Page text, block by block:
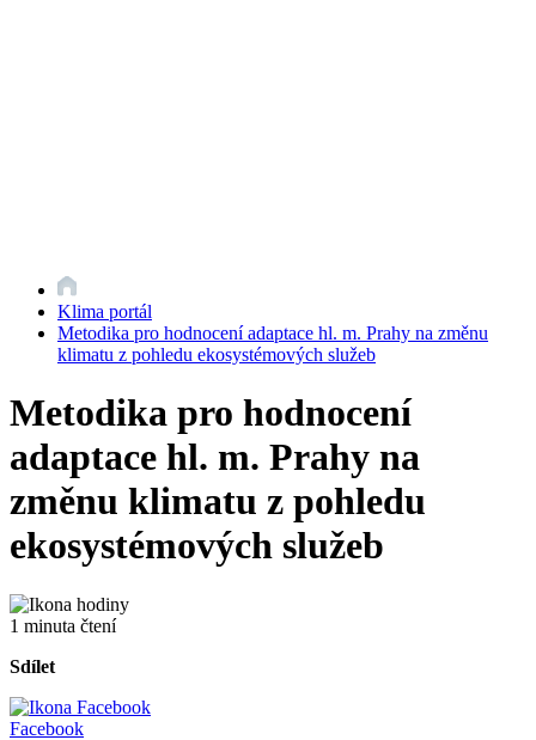
Klima portál
Metodika pro hodnocení adaptace hl. m. Prahy na změnu
klimatu z pohledu ekosystémových služeb
Metodika pro hodnocení
adaptace hl. m. Prahy na
změnu klimatu z pohledu
ekosystémových služeb
1 minuta čtení
Sdílet
Facebook